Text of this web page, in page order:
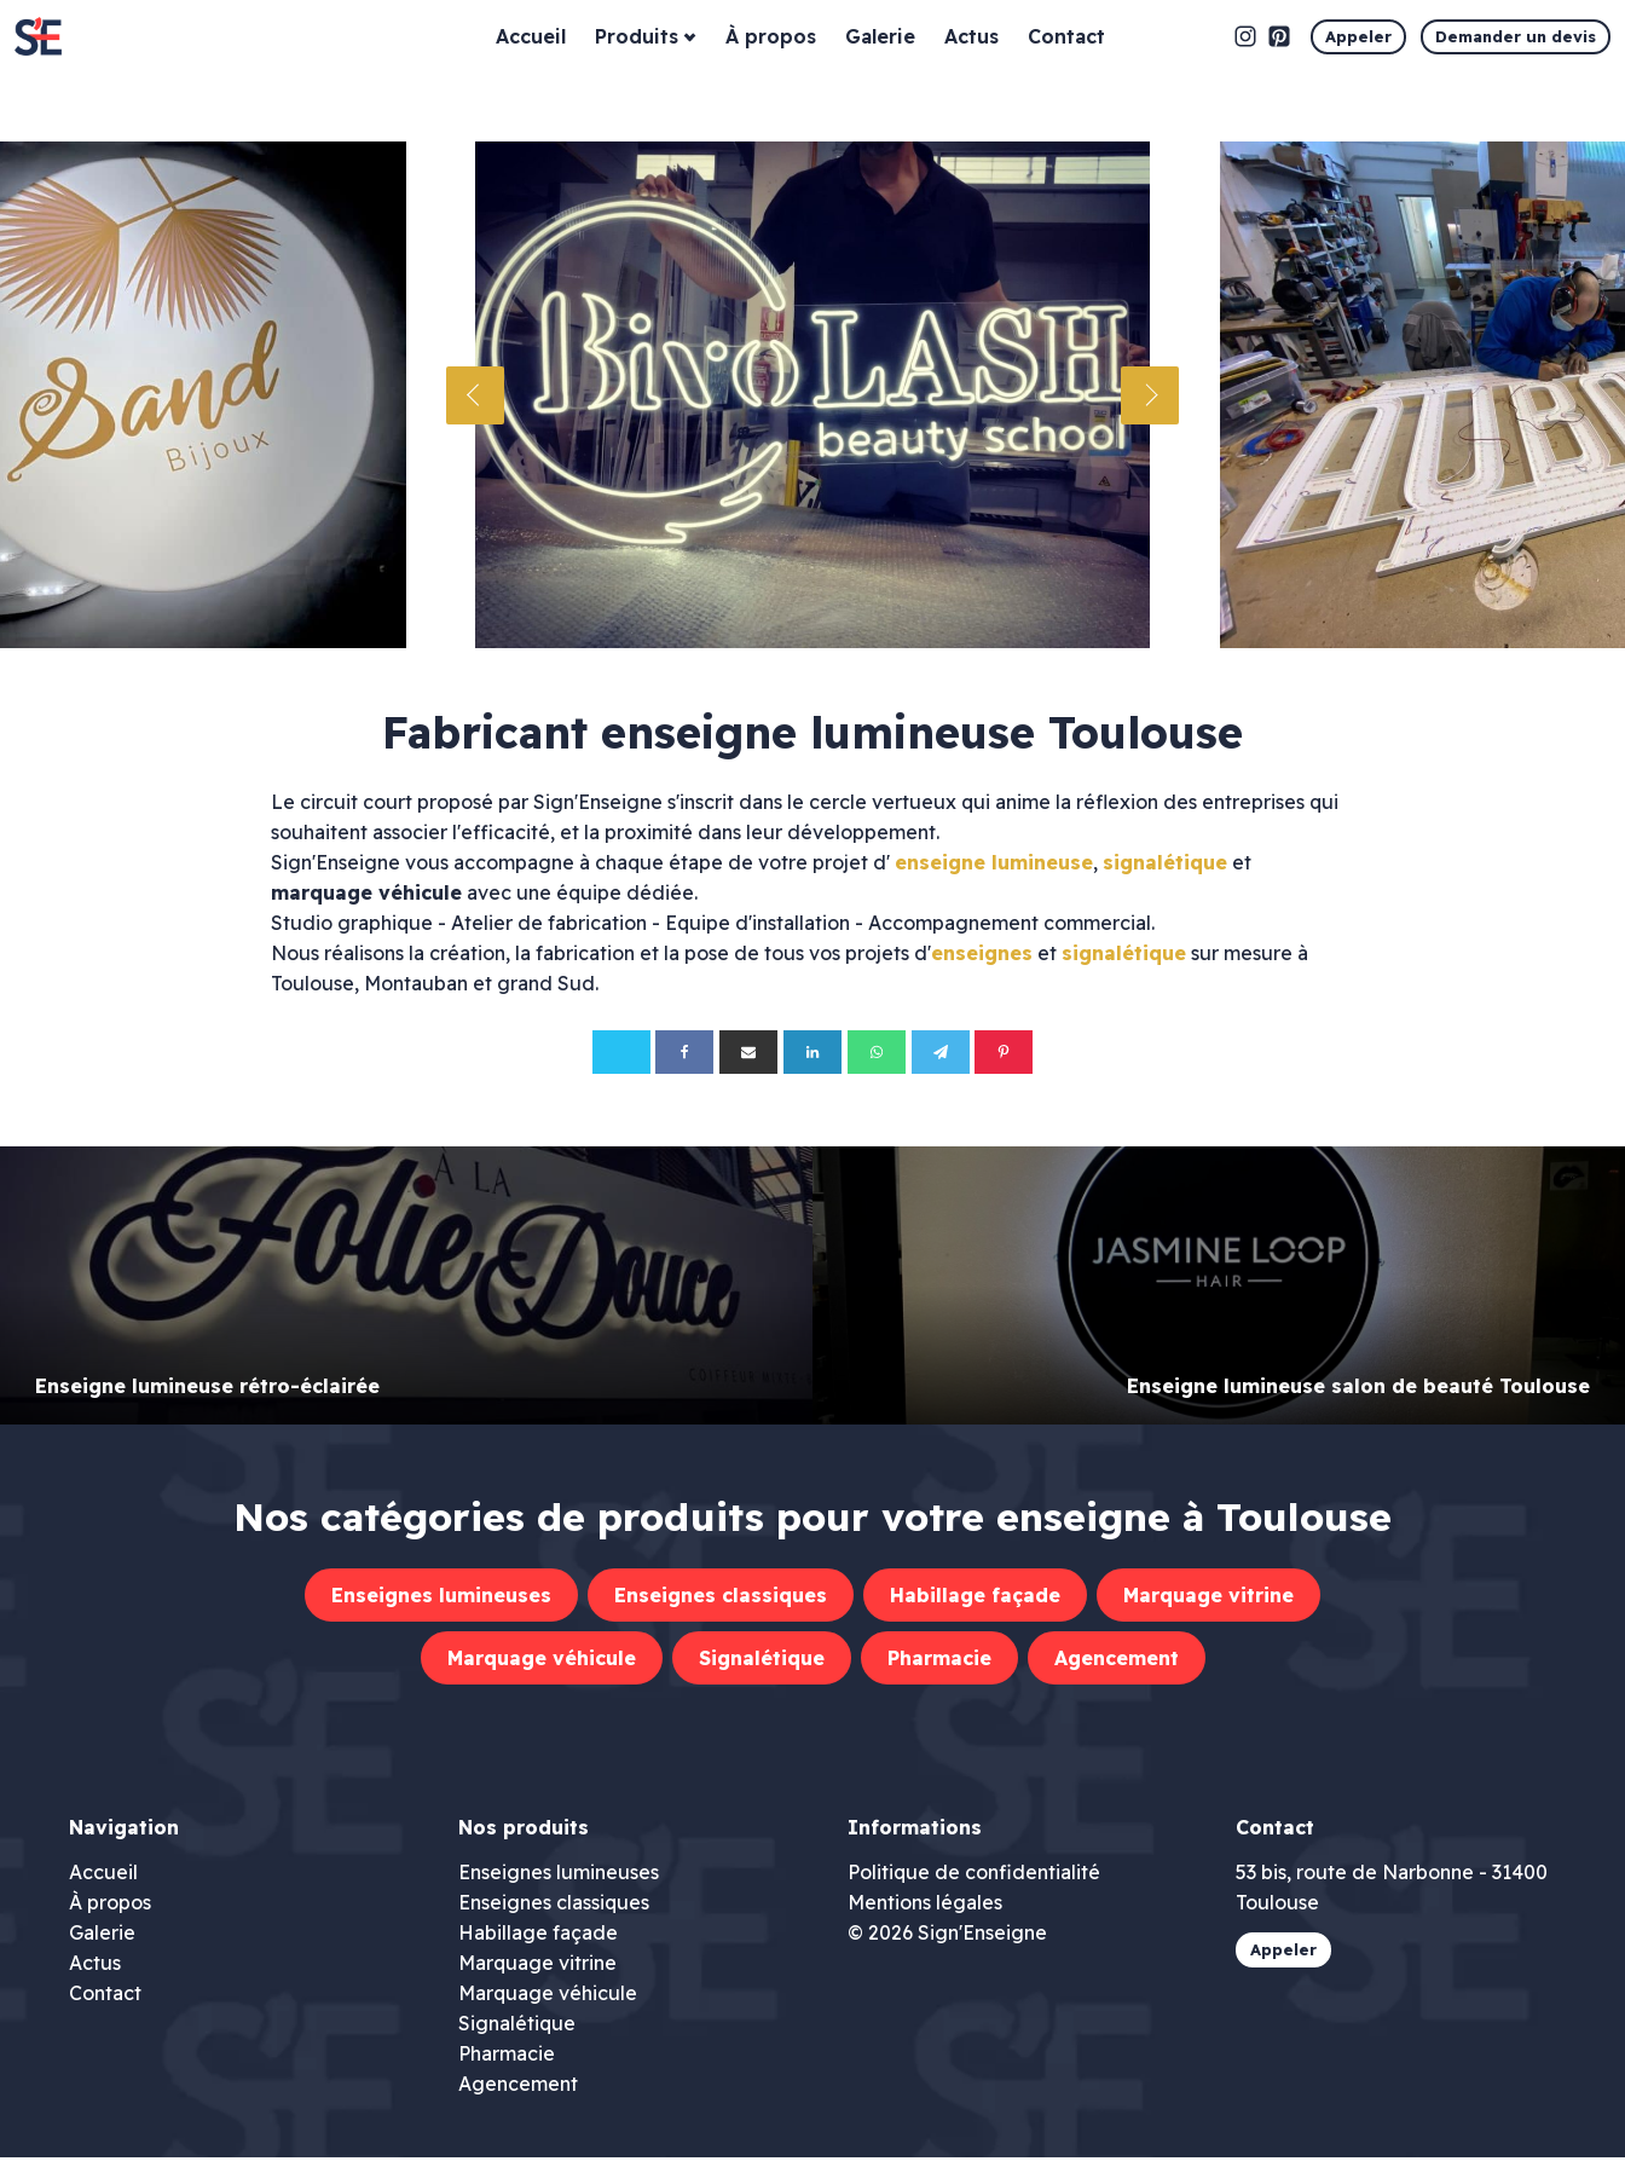
Accueil Produits
Enseignes lumineuses
Enseignes rétro-éclairées
Enseignes lettres bloc LED
Enseignes drapeaux
Enseigne lettres découpées & bandeau LED
Enseignes néons
Enseignes bois
Mélange de styles
Enseignes classiques
Lettres découpées
Panneaux
Store & lambrequin
Habillage façade
Devanture bois
Devanture dibond
Devanture aluminium
Marquage vitrine
Vitrophanie en découpe
Vitrophanie opaque
Vitrophanie microperforée
Vitrophanie sablé dépoli
Vitrophanie diffusante
Marquage mural
Signalétique
Signalétique intérieure
Plaque plexiglas
Panneau dibond
Panneau de chantier
Pharmacie
Enseignes lumineuses
Agencement
À propos Galerie Actus Contact Appeler Demander un devis
Fabricant enseigne lumineuse Toulouse
Le circuit court proposé par Sign'Enseigne s'inscrit dans le cercle vertueux qui anime la réflexion des entreprises qui
souhaitent associer l'efficacité, et la proximité dans leur développement.
Sign'Enseigne vous accompagne à chaque étape de votre projet d' enseigne lumineuse, signalétique et
marquage véhicule avec une équipe dédiée.
Studio graphique - Atelier de fabrication - Equipe d'installation - Accompagnement commercial.
Nous réalisons la création, la fabrication et la pose de tous vos projets d'enseignes et signalétique sur mesure à
Toulouse, Montauban et grand Sud.
Enseigne lumineuse rétro-éclairée Enseigne lumineuse salon de beauté Toulouse
Nos catégories de produits pour votre enseigne à Toulouse
Enseignes lumineuses Enseignes classiques Habillage façade Marquage vitrine
Marquage véhicule Signalétique Pharmacie Agencement
Navigation
Accueil
À propos
Galerie
Actus
Contact
Nos produits
Enseignes lumineuses
Enseignes classiques
Habillage façade
Marquage vitrine
Marquage véhicule
Signalétique
Pharmacie
Agencement
Informations
Politique de confidentialité
Mentions légales
© 2026 Sign'Enseigne
Contact
53 bis, route de Narbonne - 31400
Toulouse
Appeler